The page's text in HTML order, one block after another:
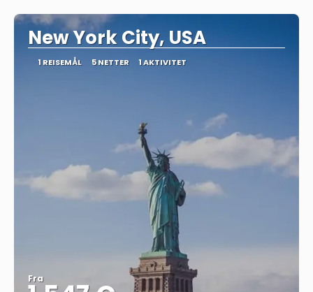
New York City, USA
1 REISEMÅL 5 NETTER 1 AKTIVITET
Fra